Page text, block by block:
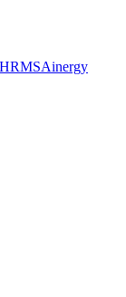
HRMSAinergy